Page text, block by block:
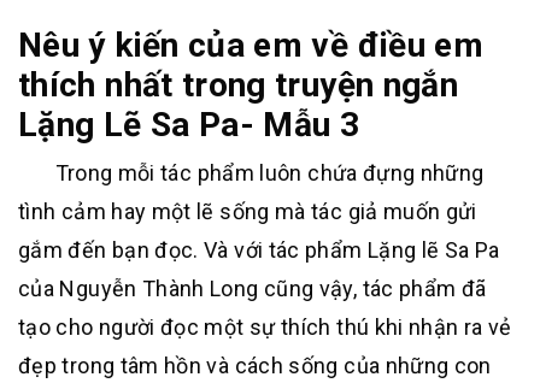
Nêu ý kiến của em về điều em
thích nhất trong truyện ngắn
Lặng Lẽ Sa Pa- Mẫu 3
Trong mỗi tác phẩm luôn chứa đựng những
tình cảm hay một lẽ sống mà tác giả muốn gửi
gắm đến bạn đọc. Và với tác phẩm Lặng lẽ Sa Pa
của Nguyễn Thành Long cũng vậy, tác phẩm đã
tạo cho người đọc một sự thích thú khi nhận ra vẻ
đẹp trong tâm hồn và cách sống của những con